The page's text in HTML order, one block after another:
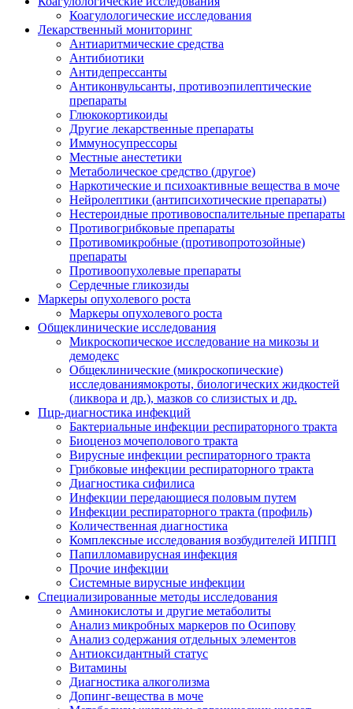
Коагулологические исследования
Лекарственный мониторинг
Антиаритмические средства
Антибиотики
Антидепрессанты
Антиконвульсанты, противоэпилептические
препараты
Глюкокортикоиды
Другие лекарственные препараты
Иммуносупрессоры
Местные анестетики
Метаболическое средство (другое)
Наркотические и психоактивные вещества в моче
Нейролептики (антипсихотические препараты)
Нестероидные противовоспалительные препараты
Противогрибковые препараты
Противомикробные (противопротозойные)
препараты
Противоопухолевые препараты
Сердечные гликозиды
Маркеры опухолевого роста
Маркеры опухолевого роста
Общеклинические исследования
Микроскопическое исследование на микозы и
демодекс
Общеклинические (микроскопические)
исследованиямокроты, биологических жидкостей
(ликвора и др.), мазков со слизистых и др.
Пцр-диагностика инфекций
Бактериальные инфекции респираторного тракта
Биоценоз мочеполового тракта
Вирусные инфекции респираторного тракта
Грибковые инфекции респираторного тракта
Диагностика сифилиса
Инфекции передающиеся половым путем
Инфекции респираторного тракта (профиль)
Количественная диагностика
Комплексные исследования возбудителей ИППП
Папилломавирусная инфекция
Прочие инфекции
Системные вирусные инфекции
Специализированные методы исследования
Аминокислоты и другие метаболиты
Анализ микробных маркеров по Осипову
Анализ содержания отдельных элементов
Антиоксидантный статус
Витамины
Диагностика алкоголизма
Допинг-вещества в моче